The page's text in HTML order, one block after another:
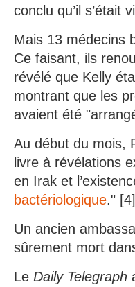
conclu qu’il s’était
Mais 13 médecins
Ce faisant, ils
révélé que Kelly
montrant que les
avaient été
Au début du mois,
livre à révélations
en Irak et
bactériologique." [4]
Un ancien
sûrement mort
Le Daily Telegraph